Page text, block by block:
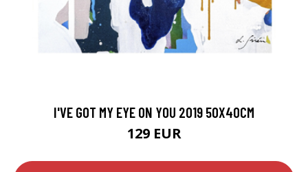
I'VE GOT MY EYE ON YOU 2019 50X40CM
129 EUR